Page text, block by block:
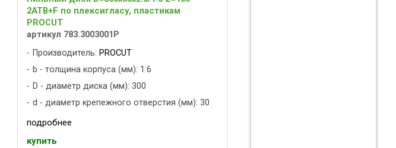
2ATB+F по плексигласу, пластикам
PROCUT
артикул 783.3003001P
Производитель: PROCUT
b - толщина корпуса (мм): 1.6
D - диаметр диска (мм): 300
d - диаметр крепежного отверстия (мм): 30
подробнее
купить